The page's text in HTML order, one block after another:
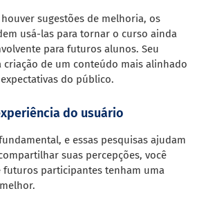
sugestões de melhoria, os
usá-las para tornar o curso ainda
para futuros alunos. Seu
criação de um conteúdo mais alinhado
do público.
do usuário
e essas pesquisas ajudam
suas percepções, você
participantes tenham uma